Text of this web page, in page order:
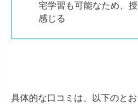
宅学習も可能なため、
感じる
具体的な口コミは、以下のとお